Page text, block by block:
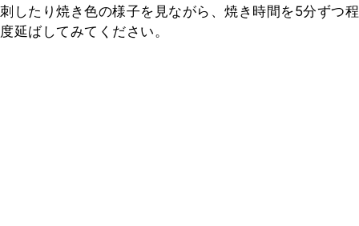
刺したり焼き色の様子を見ながら、焼き時間を5分ずつ程
度延ばしてみてください。